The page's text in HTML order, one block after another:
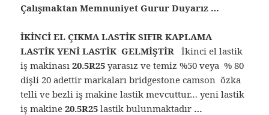
Çalışmaktan Memnuniyet Gurur Duyarız …
İKİNCİ EL ÇIKMA LASTİK SIFIR KAPLAMA
LASTİK YENİ LASTİK GELMİŞTİR
İkinci el lastik
iş makinası20.5R25 yarasız ve temiz %50 veya % 80
dişli 20 adettir markaları bridgestone camson özka
telli ve bezli iş makine lastik mevcuttur… yeni lastik
iş makine20.5R25 lastik bulunmaktadır …